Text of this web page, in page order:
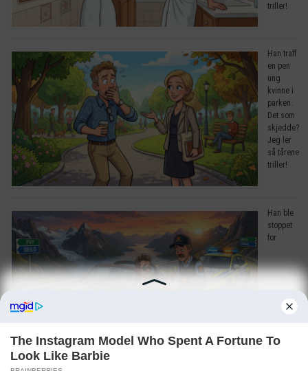
triller!
Han traff
en pen
ung
kvinne i
parken.
Det som
skjedde?
Jeg ler
så tårene
triller!
Han ble
stoppet
for
råkjøring. Grunnen? Jeg ler så tårene triller!